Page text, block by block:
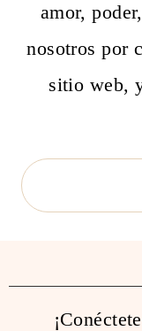
amor,
nosotros por
sitio web,
Search